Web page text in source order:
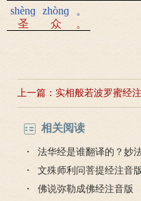
shènɡ
圣
zhònɡ
众
。
。
上一篇： 实相般若波罗蜜经
相关阅读
法华经是谁翻译的？妙
什介绍
文殊师利问菩提经注音
佛说弥勒成佛经注音版